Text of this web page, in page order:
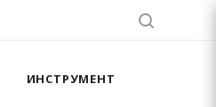
ИНСТРУМЕНТ